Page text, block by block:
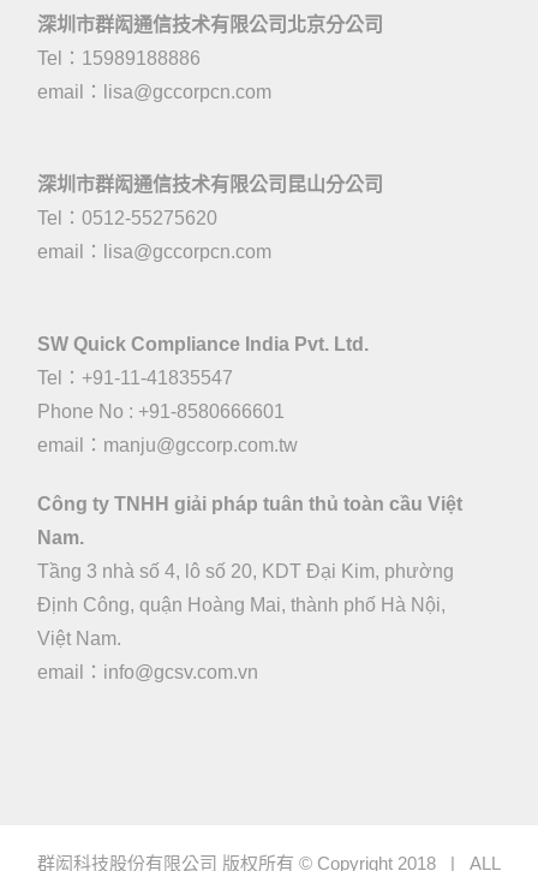
深圳市群闳通信技术有限公司北京分公司
Tel：15989188886
email：
lisa@gccorpcn.com
深圳市群闳通信技术有限公司昆山分公司
Tel：0512-55275620
email：
lisa@gccorpcn.com
SW Quick Compliance India Pvt. Ltd.
Tel：+91-11-41835547
Phone No : +91-8580666601
email：manju@gccorp.com.tw
Công ty TNHH giải pháp tuân thủ toàn cầu Việt
Nam.
Tầng 3 nhà số 4, lô số 20, KDT Đại Kim, phường
Định Công, quận Hoàng Mai, thành phố Hà Nội,
Việt Nam.
email： info@gcsv.com.vn
群闳科技股份有限公司 版权所有 © Copyright 2018 | ALL